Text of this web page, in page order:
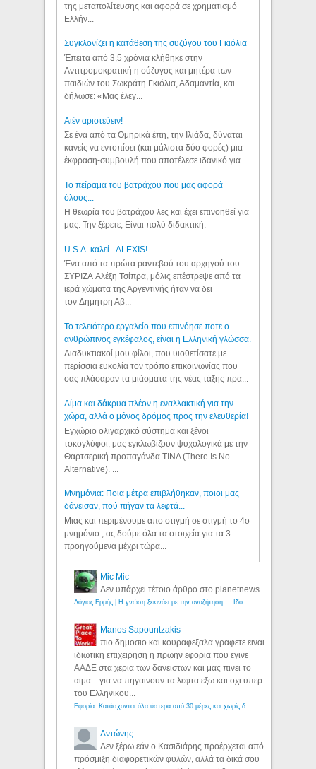
της μεταπολίτευσης και αφορά σε χρηματισμό
Ελλήν...
Συγκλονίζει η κατάθεση της συζύγου του Γκιόλια
Έπειτα από 3,5 χρόνια κλήθηκε στην
Αντιτρομοκρατική η σύζυγος και μητέρα των
παιδιών του Σωκράτη Γκιόλια, Αδαμαντία, και
δήλωσε: «Μας έλεγ...
Aιέν αριστεύειν!
Σε ένα από τα Ομηρικά έπη, την Ιλιάδα, δύναται
κανείς να εντοπίσει (και μάλιστα δύο φορές) μια
έκφραση-συμβουλή που αποτέλεσε ιδανικό για...
Το πείραμα του βατράχου που μας αφορά
όλους...
Η θεωρία του βατράχου λες και έχει επινοηθεί για
μας. Την ξέρετε; Είναι πολύ διδακτική.
U.S.A. καλεί...ALEXIS!
Ένα από τα πρώτα ραντεβού του αρχηγού του
ΣΥΡΙΖΑ Αλέξη Τσίπρα, μόλις επέστρεψε από τα
ιερά χώματα της Αργεντινής ήταν να δει
τον Δημήτρη Αβ...
Το τελειότερο εργαλείο που επινόησε ποτε ο
ανθρώπινος εγκέφαλος, είναι η Ελληνική γλώσσα.
Διαδυκτιακοί μου φίλοι, που υιοθετίσατε με
περίσσια ευκολία τον τρόπο επικοινωνίας που
σας πλάσαραν τα μιάσματα της νέας τάξης πρα...
Αίμα και δάκρυα πλέον η εναλλακτική για την
χώρα, αλλά ο μόνος δρόμος προς την ελευθερία!
Εγχώριο ολιγαρχικό σύστημα και ξένοι
τοκογλύφοι, μας εγκλωβίζουν ψυχολογικά με την
Θαρτσερική προπαγάνδα TINA (There Is No
Alternative). ...
Μνημόνια: Ποια μέτρα επιβλήθηκαν, ποιοι μας
δάνεισαν, πού πήγαν τα λεφτά...
Μιας και περιμένουμε απο στιγμή σε στιγμή το 4ο
μνημόνιο , ας δούμε όλα τα στοιχεία για τα 3
προηγούμενα μέχρι τώρα...
Mic Mic
Δεν υπάρχει τέτοιο άρθρο στο planetnews
Λόγιος Ερμής | Η γνώση ξεκινάει με την αναζήτηση...: Ιδού οι 18 που χρωστούν 11 δις ευρώ!
Manos Sapountzakis
πιο δημοσιο και κουραφεξαλα γραφετε ειναι
ιδιωτικη επιχειρηση η πρωην εφορια που εγινε
ΑΑΔΕ στα χερια των δανειστων και μας πινει το
αιμα... για να πηγαινουν τα λεφτα εξω και οχι υπερ
του Ελληνικου...
Εφορία: Κατάσχονται όλα ύστερα από 30 μέρες και χωρίς δικαστικές αποφάσεις - Λόγιος Ερμής
Αντώνης
Δεν ξέρω εάν ο Κασιδιάρης προέρχεται από
πρόσμιξη διαφορετικών φυλών, αλλά τα δικά σου